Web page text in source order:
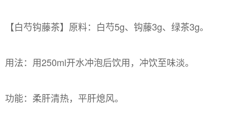
【白芍钩藤茶】原料：白芍5g、钩藤3g、绿茶3g。
用法：用250ml开水冲泡后饮用，冲饮至味淡。
功能：柔肝清热，平肝熄风。